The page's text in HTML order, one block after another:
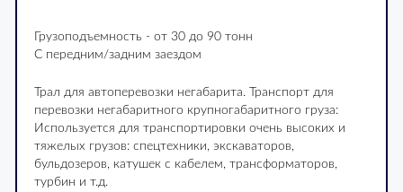
Грузоподъемность - от 30 до 90 тонн
С передним/задним заездом
Трал для автоперевозки негабарита. Транспорт для
перевозки негабаритного крупногабаритного груза:
Используется для транспортировки очень высоких и
тяжелых грузов: спецтехники, экскаваторов,
бульдозеров, катушек с кабелем, трансформаторов,
турбин и т.д.